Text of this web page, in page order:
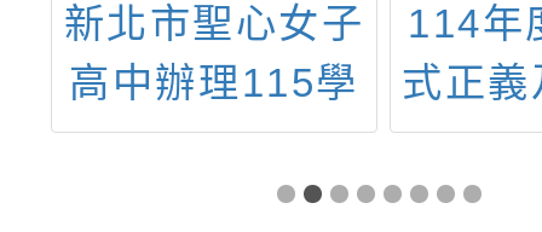
新北市聖心女子
高中辦理115學
年度聖心女中
OPEN
114年
式正
情工